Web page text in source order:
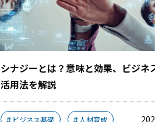
シナジーとは？意味と効果、ビジネ
活用法を解説
ビジネス基礎 人材育成